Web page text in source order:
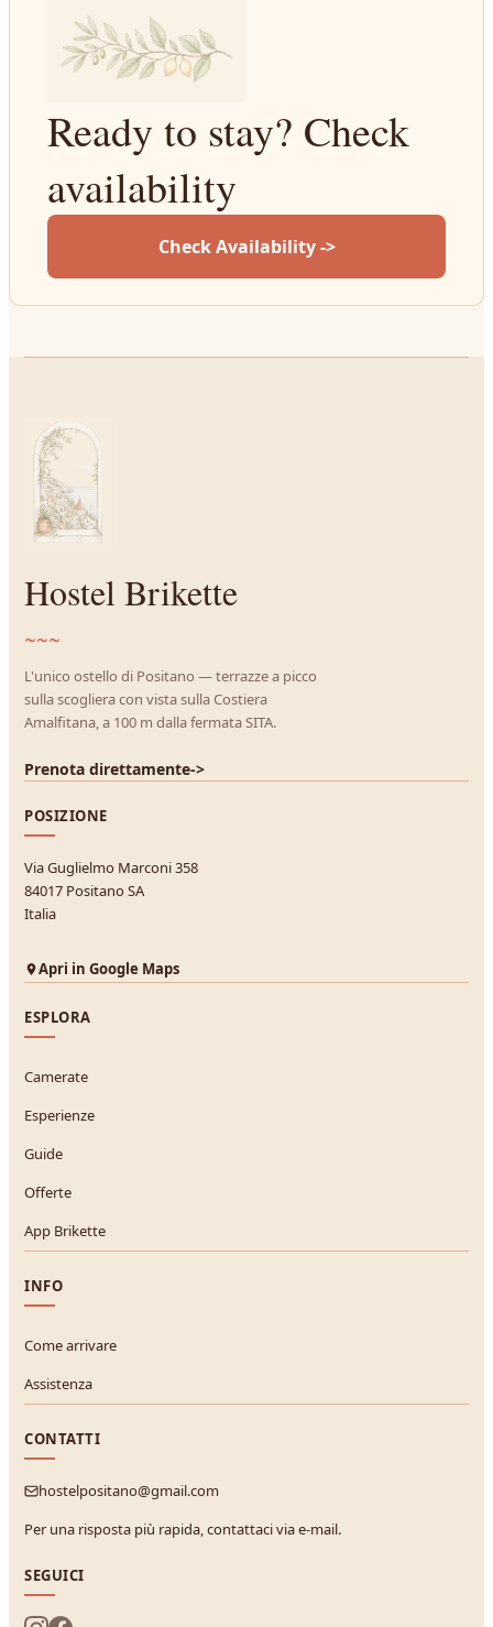
Ready to stay? Check
availability
Check Availability ->
Hostel Brikette
~~~
L'unico ostello di Positano — terrazze a picco
sulla scogliera con vista sulla Costiera
Amalfitana, a 100 m dalla fermata SITA.
Prenota direttamente->
POSIZIONE
Via Guglielmo Marconi 358
84017 Positano SA
Italia
Apri in Google Maps
ESPLORA
Camerate
Esperienze
Guide
Offerte
App Brikette
INFO
Come arrivare
Assistenza
CONTATTI
hostelpositano@gmail.com
Per una risposta più rapida, contattaci via e-mail.
SEGUICI